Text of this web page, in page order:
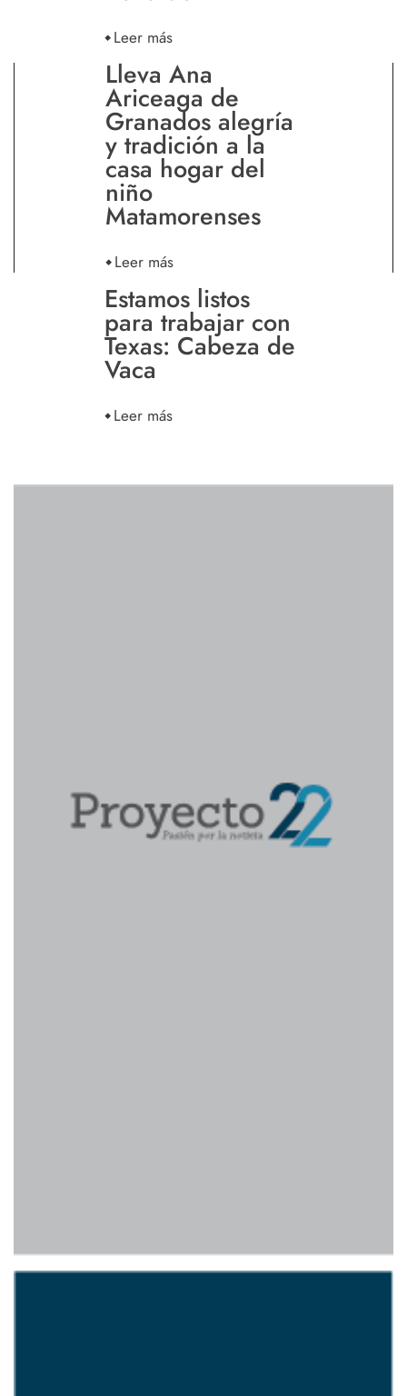
Leer más
Lleva Ana
Ariceaga de
Granados alegría
y tradición a la
casa hogar del
niño
Matamorenses
Leer más
Estamos listos
para trabajar con
Texas: Cabeza de
Vaca
Leer más